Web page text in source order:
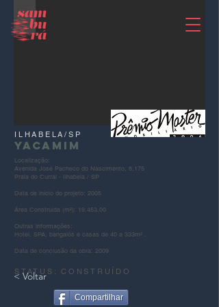
ILHABELA/SP
YACAMIM
Localização:
Avenida José Pacheco do Nascimento, 8.175
Praia do Curral - Ilhabela / SP
Data de início do projeto: 2005
Área Construída (m²): 19.453,00
Outras informações:
Hotel, SPA, bangalôs e casas de 40 a 333m² .
Data de conclusão da obra: 2009
STATUS: CONSTRUÍDO
< Voltar
Compartilhar